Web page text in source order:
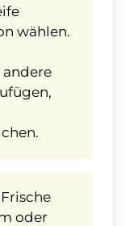
wählen.
oder